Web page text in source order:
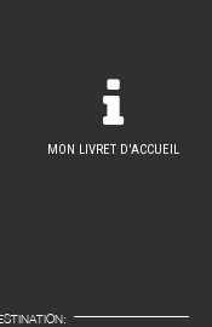
MON LIVRET D'ACCUEIL